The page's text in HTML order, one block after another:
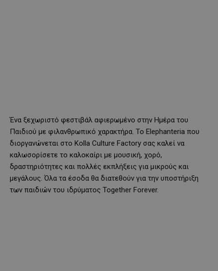
Ένα ξεχωριστό φεστιβάλ αφιερωμένο στην Ημέρα του
Παιδιού με φιλανθρωπικό χαρακτήρα. Το Elephanteria που
διοργανώνεται στο Kolla Culture Factory σας καλεί να
καλωσορίσετε το καλοκαίρι με μουσική, χορό,
δραστηριότητες και πολλές εκπλήξεις για μικρούς και
μεγάλους. Όλα τα έσοδα θα διατεθούν για την υποστήριξη
των παιδιών του ιδρύματος Together Forever.